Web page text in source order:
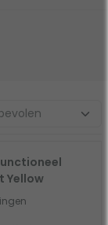
gebruiken.
lucht aan.
is met je
Yellow